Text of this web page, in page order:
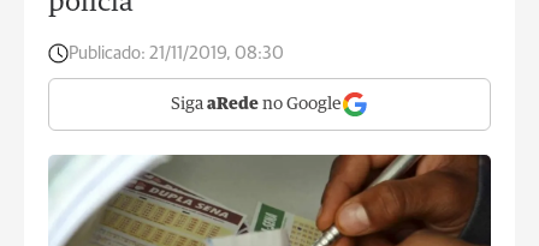
Publicado: 21/11/2019, 08:30
Siga aRede no Google